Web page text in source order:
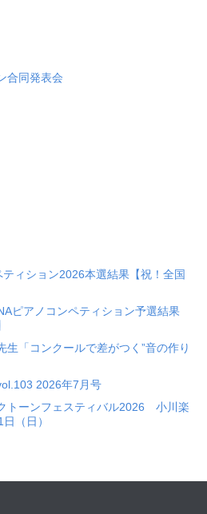
合同発表会
ティション2026本選結果【祝！全国
ピアノコンペティション予選結果
生「コンクールで差がつく”音の作り
2026年7月号
トーンフェスティバル2026 小川楽
（日）